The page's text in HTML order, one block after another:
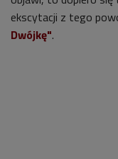
ekscytacji z tego
Dwójkę".